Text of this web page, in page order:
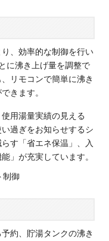
、効率的な制御を行い
に沸き上げ量を調整で
リモコンで簡単に沸き
きます。
用湯量実績の見える
過ぎをお知らせするシ
す「省エネ保温」、入
」が充実しています。
約、貯湯タンクの沸き